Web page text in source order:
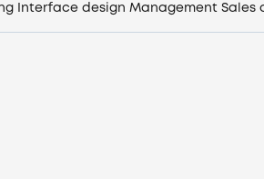
Interface design Management Sales